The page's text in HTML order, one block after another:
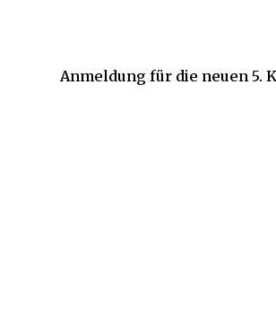
Anmeldung für die neuen 5.